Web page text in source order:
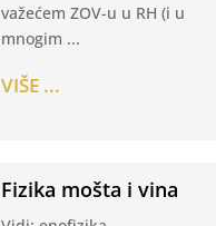
važećem ZOV-u u RH (i u
mnogim ...
VIŠE ...
Fizika mošta i vina